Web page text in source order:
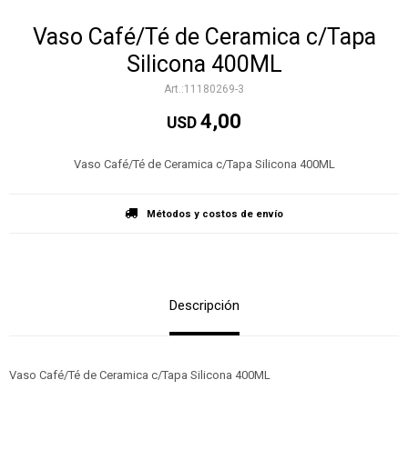
Vaso Café/Té de Ceramica c/Tapa
Silicona 400ML
11180269-3
USD 4,00
Vaso Café/Té de Ceramica c/Tapa Silicona 400ML
Métodos y costos de envío
Descripción
Vaso Café/Té de Ceramica c/Tapa Silicona 400ML